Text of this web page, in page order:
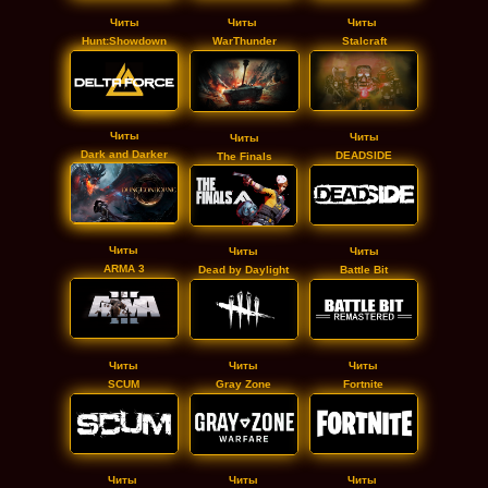
Читы
Читы
Stalcraft
Читы
WarThunder
Читы
Hunt:Showdown
Читы
Dark and Darker
Читы
The Finals
Читы
SCUM
Читы
DEADSIDE
Читы
Battle Bit
Читы
ARMA 3
Читы
Читы
Читы
Dead by Daylight
Читы
Fortnite
Читы
Gray Zone